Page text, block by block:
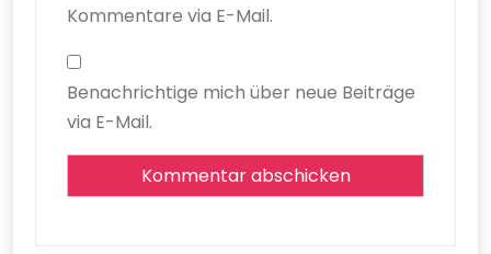
Kommentare via E-Mail.
Benachrichtige mich über neue Beiträge
via E-Mail.